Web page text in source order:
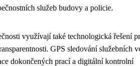
služeb budovy a policie.
využívají také technologická řešení
GPS sledování služebních
dokončených prací a digitální kontrolní